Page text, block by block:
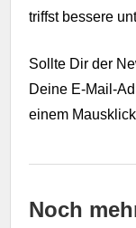
triffst bessere
Sollte Dir der
Deine E-Mail-
einem
Noch